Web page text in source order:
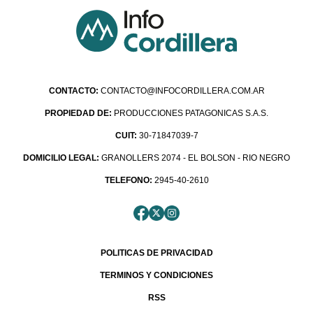
CONTACTO: CONTACTO@INFOCORDILLERA.COM.AR
PROPIEDAD DE: PRODUCCIONES PATAGONICAS S.A.S.
CUIT: 30-71847039-7
DOMICILIO LEGAL: GRANOLLERS 2074 - EL BOLSON - RIO NEGRO
TELEFONO: 2945-40-2610
POLITICAS DE PRIVACIDAD
TERMINOS Y CONDICIONES
RSS